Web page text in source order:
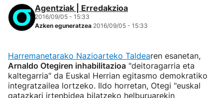
Agentziak | Erredakzioa
2016/09/05 - 15:33
Azken eguneratzea 2016/09/05 - 15:33
Harremanetarako Nazioarteko Taldearen esanetan,
Arnaldo Otegiren inhabilitazioa "deitoragarria eta
kaltegarria" da Euskal Herrian egitasmo demokratiko
integratzailea lortzeko. Ildo horretan, Otegi "euskal
gatazkari irtenbidea bilatzeko helburuarekin